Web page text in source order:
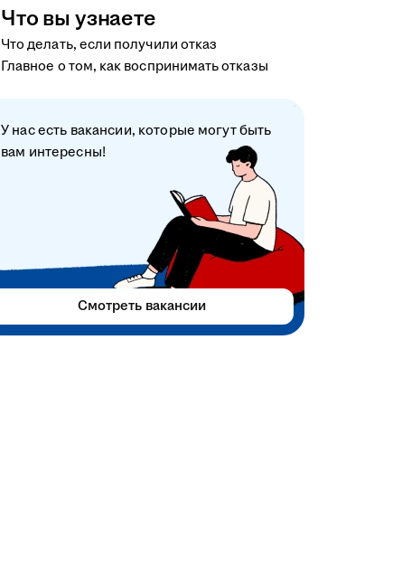
Что вы узнаете
Что делать, если получили отказ
Главное о том, как воспринимать отказы
У нас есть вакансии, которые могут быть
вам интересны!
Смотреть вакансии